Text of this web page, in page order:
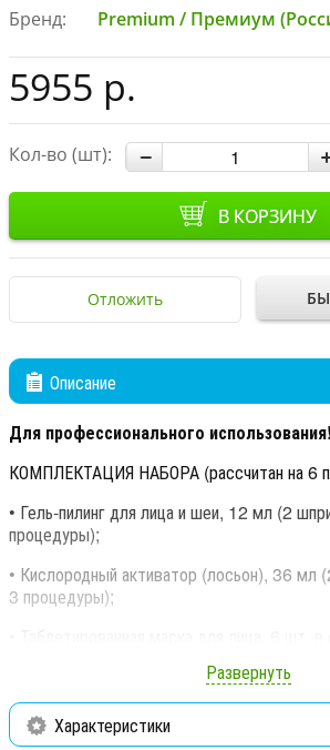
Бренд:
Premium / Премиум
5955 р.
Кол-во (шт):
В КОРЗИНУ
Отложить
Описание
Для профессионального использования!
КОМПЛЕКТАЦИЯ НАБОРА (рассчитан на 6
• Гель-пилинг для лица и шеи, 12 мл (2
процедуры);
• Кислородный активатор (лосьон), 36 мл
3 процедуры);
Карбокситерапия (PEELING CARBOXY
неинвазивная инновационная методика по
эстетических несовершенств кожи:
себореи, различных видов
Развернуть
Характеристики